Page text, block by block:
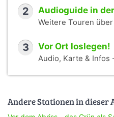
2 Audioguide in
Weitere Touren
3 Vor Ort loslegen!
Audio, Karte & Infos
Andere Stationen in dieser